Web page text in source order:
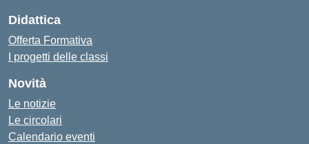
Didattica
Offerta Formativa
I progetti delle classi
Novità
Le notizie
Le circolari
Calendario eventi